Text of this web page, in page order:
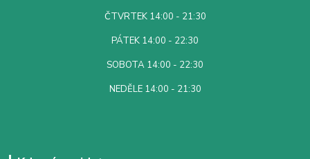
ČTVRTEK 14:00 - 21:30
PÁTEK 14:00 - 22:30
SOBOTA 14:00 - 22:30
NEDĚLE 14:00 - 21:30